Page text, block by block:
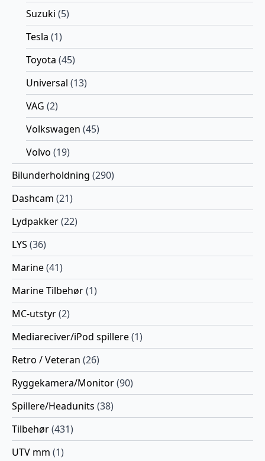
Suzuki (5)
Tesla (1)
Toyota (45)
Universal (13)
VAG (2)
Volkswagen (45)
Volvo (19)
Bilunderholdning (290)
Dashcam (21)
Lydpakker(22)
LYS (36)
Marine(41)
Marine Tilbehør(1)
MC-utstyr(2)
Mediareciver/iPod spillere(1)
Retro / Veteran (26)
Ryggekamera/Monitor(90)
Spillere/Headunits (38)
Tilbehør(431)
UTV mm (1)